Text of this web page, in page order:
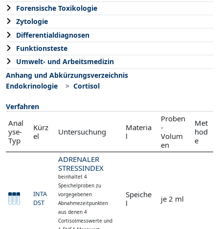
Forensische Toxikologie
Zytologie
Differentialdiagnosen
Funktionsteste
Umwelt- und Arbeitsmedizin
Anhang und Abkürzungsverzeichnis
Endokrinologie
Cortisol
Verfahren
Anal
yse-
Typ
Kürz
el
Untersuchung
Materia
l
Proben
-
Volum
en
Met
hod
e
INTA
DST
ADRENALER
STRESSINDEX
beinhaltet 4
Speichelproben zu
vorgegebenen
Abnahmezeitpunkten
aus denen 4
Cortisolmesswerte und
Speiche
l
je 2 ml